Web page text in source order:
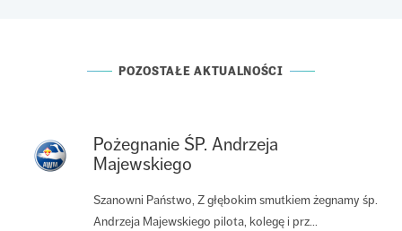
POZOSTAŁE AKTUALNOŚCI
Pożegnanie ŚP. Andrzeja
Majewskiego
Szanowni Państwo, Z głębokim smutkiem żegnamy śp.
Andrzeja Majewskiego pilota, kolegę i prz...